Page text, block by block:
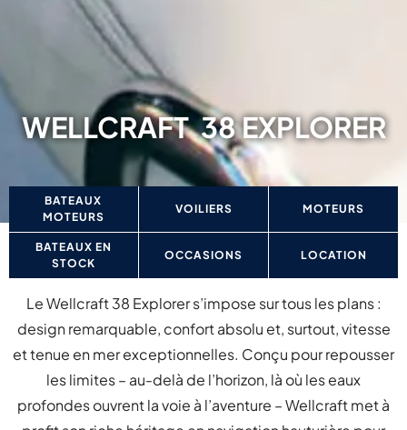
WELLCRAFT38 EXPLORER
BATEAUX
MOTEURS
VOILIERS MOTEURS
BATEAUX EN
STOCK
OCCASIONS LOCATION
Le Wellcraft 38 Explorer s’impose sur tous les plans :
design remarquable, confort absolu et, surtout, vitesse
et tenue en mer exceptionnelles. Conçu pour repousser
les limites – au-delà de l’horizon, là où les eaux
profondes ouvrent la voie à l’aventure – Wellcraft met à